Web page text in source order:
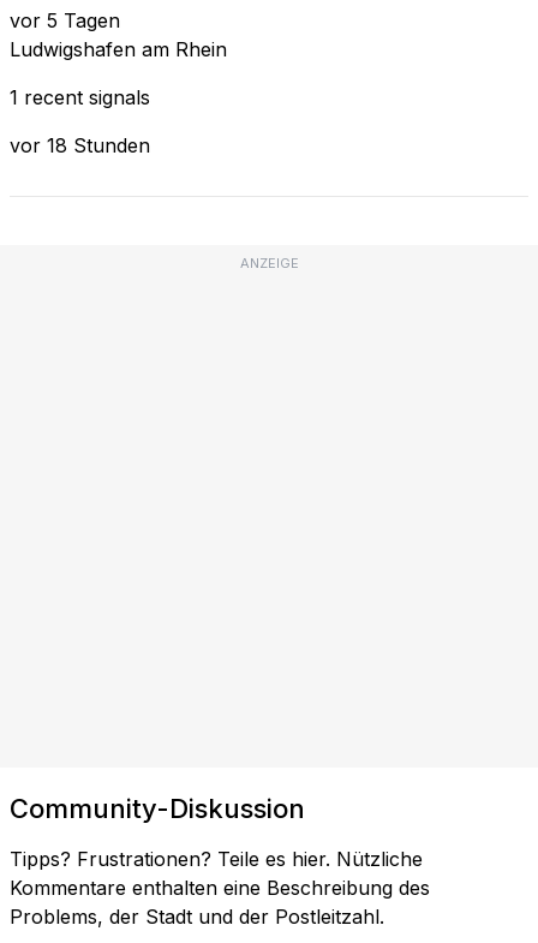
vor 5 Tagen
Ludwigshafen am Rhein
1 recent signals
vor 18 Stunden
ANZEIGE
Community-Diskussion
Tipps? Frustrationen? Teile es hier. Nützliche
Kommentare enthalten eine Beschreibung des
Problems, der Stadt und der Postleitzahl.